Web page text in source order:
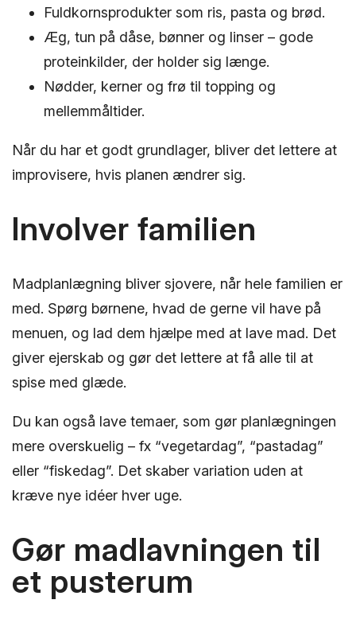
Fuldkornsprodukter som ris, pasta og brød.
Æg, tun på dåse, bønner og linser – gode
proteinkilder, der holder sig længe.
Nødder, kerner og frø til topping og
mellemmåltider.
Når du har et godt grundlager, bliver det lettere at
improvisere, hvis planen ændrer sig.
Involver familien
Madplanlægning bliver sjovere, når hele familien er
med. Spørg børnene, hvad de gerne vil have på
menuen, og lad dem hjælpe med at lave mad. Det
giver ejerskab og gør det lettere at få alle til at
spise med glæde.
Du kan også lave temaer, som gør planlægningen
mere overskuelig – fx “vegetardag”, “pastadag”
eller “fiskedag”. Det skaber variation uden at
kræve nye idéer hver uge.
Gør madlavningen til
et pusterum